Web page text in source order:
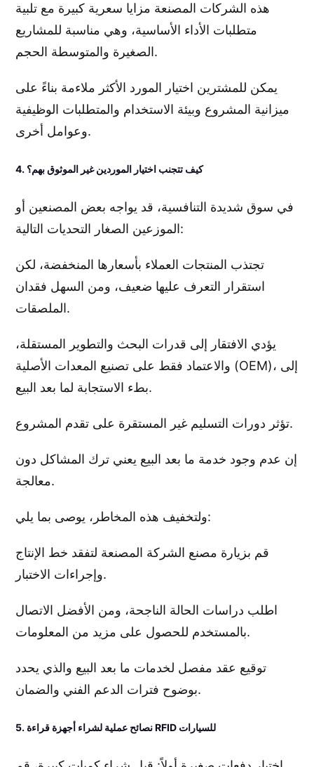
هذه الشركات المصنعة مزايا سعرية كبيرة مع تلبية
متطلبات الأداء الأساسية، وهي مناسبة للمشاريع
الصغيرة والمتوسطة الحجم.
يمكن للمشترين اختيار المورد الأكثر ملاءمة بناءً على
ميزانية المشروع وبيئة الاستخدام والمتطلبات الوظيفية
وعوامل أخرى.
4. كيف تتجنب اختيار الموردين غير الموثوق بهم؟
في سوق شديدة التنافسية، قد يواجه بعض المصنعين أو
الموزعين الصغار التحديات التالية:
تجتذب المنتجات العملاء بأسعارها المنخفضة، لكن
استقرار التعرف عليها ضعيف، ومن السهل فقدان
الملصقات.
يؤدي الافتقار إلى قدرات البحث والتطوير المستقلة،
والاعتماد فقط على تصنيع المعدات الأصلية (OEM)، إلى
بطء الاستجابة لما بعد البيع.
تؤثر دورات التسليم غير المستقرة على تقدم المشروع.
إن عدم وجود خدمة ما بعد البيع يعني ترك المشاكل دون
معالجة.
ولتخفيف هذه المخاطر، يوصى بما يلي:
قم بزيارة مصنع الشركة المصنعة لتفقد خط الإنتاج
وإجراءات الاختبار.
اطلب دراسات الحالة الناجحة، ومن الأفضل الاتصال
بالمستخدم للحصول على مزيد من المعلومات.
توقيع عقد مفصل لخدمات ما بعد البيع والذي يحدد
بوضوح فترات الدعم الفني والضمان.
5. نصائح عملية لشراء أجهزة قراءة RFID للسيارات